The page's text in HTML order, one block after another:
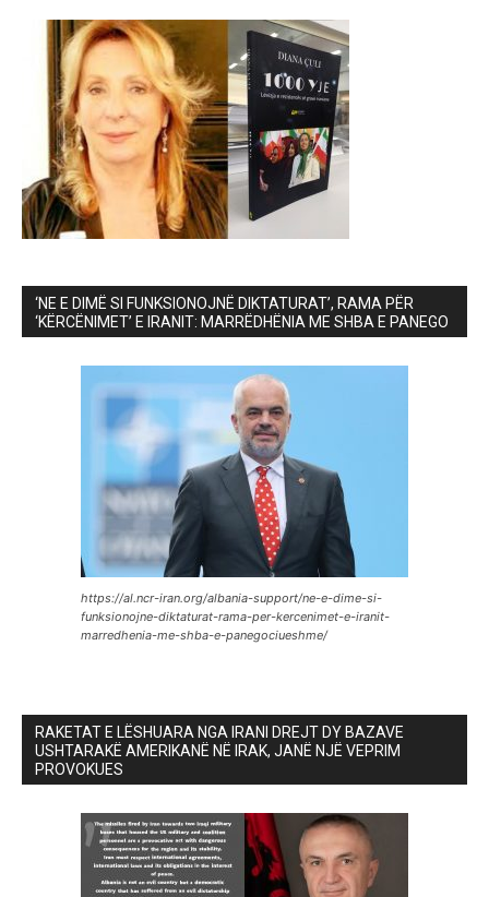
‘NE E DIMË SI FUNKSIONOJNË DIKTATURAT’, RAMA PËR
‘KËRCËNIMET’ E IRANIT: MARRËDHËNIA ME SHBA E PANEGO
https://al.ncr-iran.org/albania-support/ne-e-dime-si-
funksionojne-diktaturat-rama-per-kercenimet-e-iranit-
marredhenia-me-shba-e-panegociueshme/
RAKETAT E LËSHUARA NGA IRANI DREJT DY BAZAVE
USHTARAKË AMERIKANË NË IRAK, JANË NJË VEPRIM
PROVOKUES